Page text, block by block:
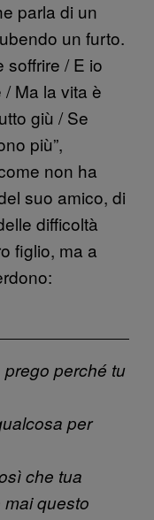
parla di un
un furto.
soffrire / E io
Ma la vita è
giù / Se
più”,
non ha
suo amico, di
difficoltà
figlio, ma a
perché tu
per
che tua
questo